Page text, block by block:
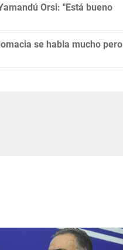
Orsi: "Está bueno
se habla mucho pero